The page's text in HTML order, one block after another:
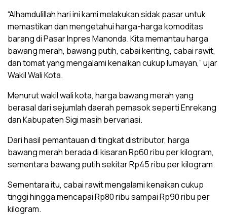
“Alhamdulillah hari ini kami melakukan sidak pasar untuk
memastikan dan mengetahui harga-harga komoditas
barang di Pasar Inpres Manonda. Kita memantau harga
bawang merah, bawang putih, cabai keriting, cabai rawit,
dan tomat yang mengalami kenaikan cukup lumayan,” ujar
Wakil Wali Kota.
Menurut wakil wali kota, harga bawang merah yang
berasal dari sejumlah daerah pemasok seperti Enrekang
dan Kabupaten Sigi masih bervariasi.
Dari hasil pemantauan di tingkat distributor, harga
bawang merah berada di kisaran Rp60 ribu per kilogram,
sementara bawang putih sekitar Rp45 ribu per kilogram.
Sementara itu, cabai rawit mengalami kenaikan cukup
tinggi hingga mencapai Rp80 ribu sampai Rp90 ribu per
kilogram.